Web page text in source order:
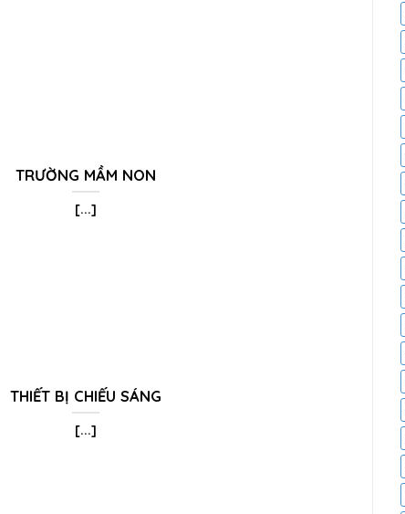
TRƯỜNG MẦM NON
[...]
THIẾT BỊ CHIẾU SÁNG
[...]